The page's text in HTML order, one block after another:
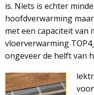
is. Niets is echter
hoofdverwarming
met een capaciteit van
vloerverwarming
ongeveer de helft van